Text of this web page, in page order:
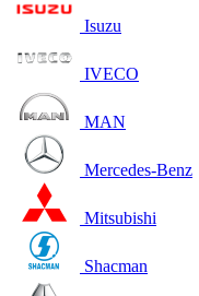
Isuzu
IVECO
MAN
Mercedes-Benz
Mitsubishi
Shacman